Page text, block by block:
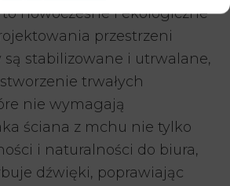
nowoczesne i ekologiczne
przestrzeni
są stabilizowane i utrwalane,
trwałych
nie wymagają
ściana z mchu nie tylko
i naturalności do biura,
dźwięki, poprawiając